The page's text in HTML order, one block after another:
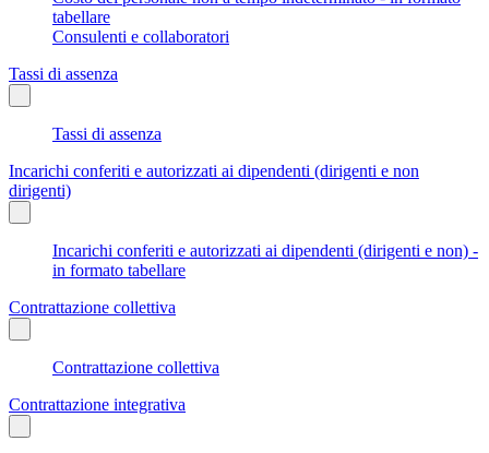
tabellare
Consulenti e collaboratori
Tassi di assenza
Tassi di assenza
Incarichi conferiti e autorizzati ai dipendenti (dirigenti e non
dirigenti)
Incarichi conferiti e autorizzati ai dipendenti (dirigenti e non) -
in formato tabellare
Contrattazione collettiva
Contrattazione collettiva
Contrattazione integrativa